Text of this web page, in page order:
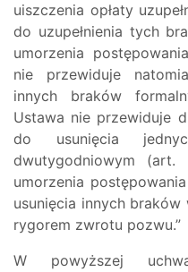
uiszczenia opłaty
do uzupełnienia tych
umorzenia
nie przewiduje
innych braków
Ustawa nie przewiduje
do usunięcia
dwutygodniowym (art.
umorzenia
usunięcia innych
rygorem zwrotu pozwu.”
W powyższej